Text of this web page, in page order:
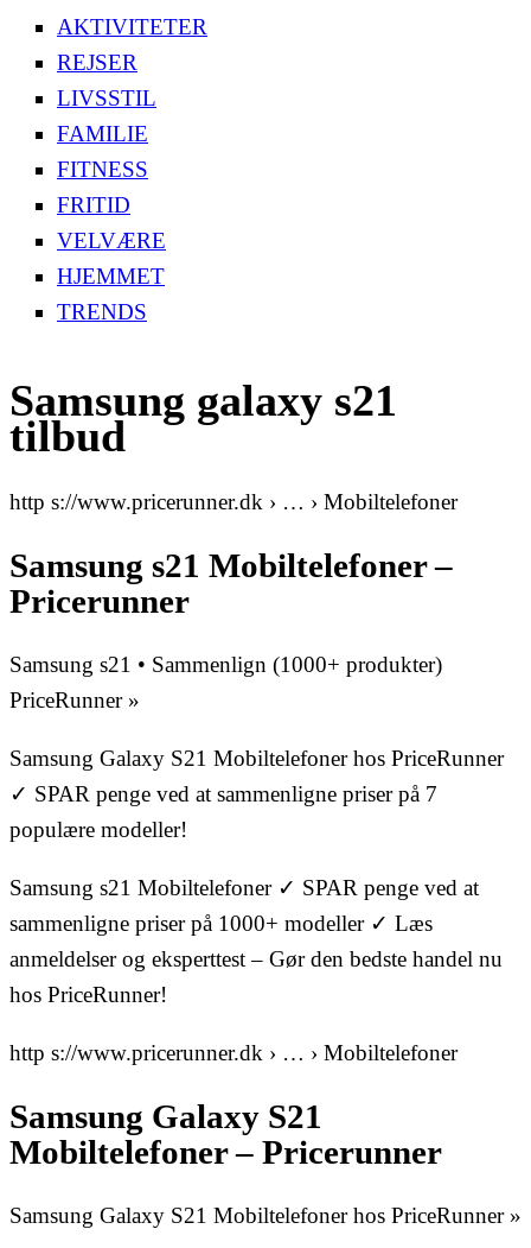
AKTIVITETER
REJSER
LIVSSTIL
FAMILIE
FITNESS
FRITID
VELVÆRE
HJEMMET
TRENDS
Samsung galaxy s21
tilbud
http s://www.pricerunner.dk › … › Mobiltelefoner
Samsung s21 Mobiltelefoner –
Pricerunner
Samsung s21 • Sammenlign (1000+ produkter)
PriceRunner »
Samsung Galaxy S21 Mobiltelefoner hos PriceRunner
✓ SPAR penge ved at sammenligne priser på 7
populære modeller!
Samsung s21 Mobiltelefoner ✓ SPAR penge ved at
sammenligne priser på 1000+ modeller ✓ Læs
anmeldelser og eksperttest – Gør den bedste handel nu
hos PriceRunner!
http s://www.pricerunner.dk › … › Mobiltelefoner
Samsung Galaxy S21
Mobiltelefoner – Pricerunner
Samsung Galaxy S21 Mobiltelefoner hos PriceRunner »